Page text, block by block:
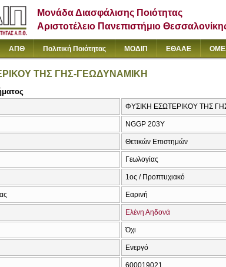
Μονάδα Διασφάλισης Ποιότητας
Αριστοτέλειο Πανεπιστήμιο
ΑΠΘ Πολιτική Ποιότητας ΜΟΔΙΠ ΕΘΑΑΕ
ΤΗΣ ΓΗΣ-ΓΕΩΔΥΝΑΜΙΚΗ
ΦΥΣΙΚΗ ΕΣΩΤΕΡΙΚΟΥ ΤΗΣ
NGGP 203Y
Θετικών Επιστημών
Γεωλογίας
1ος / Προπτυχιακό
Εαρινή
Ελένη Αηδονά
Όχι
Ενεργό